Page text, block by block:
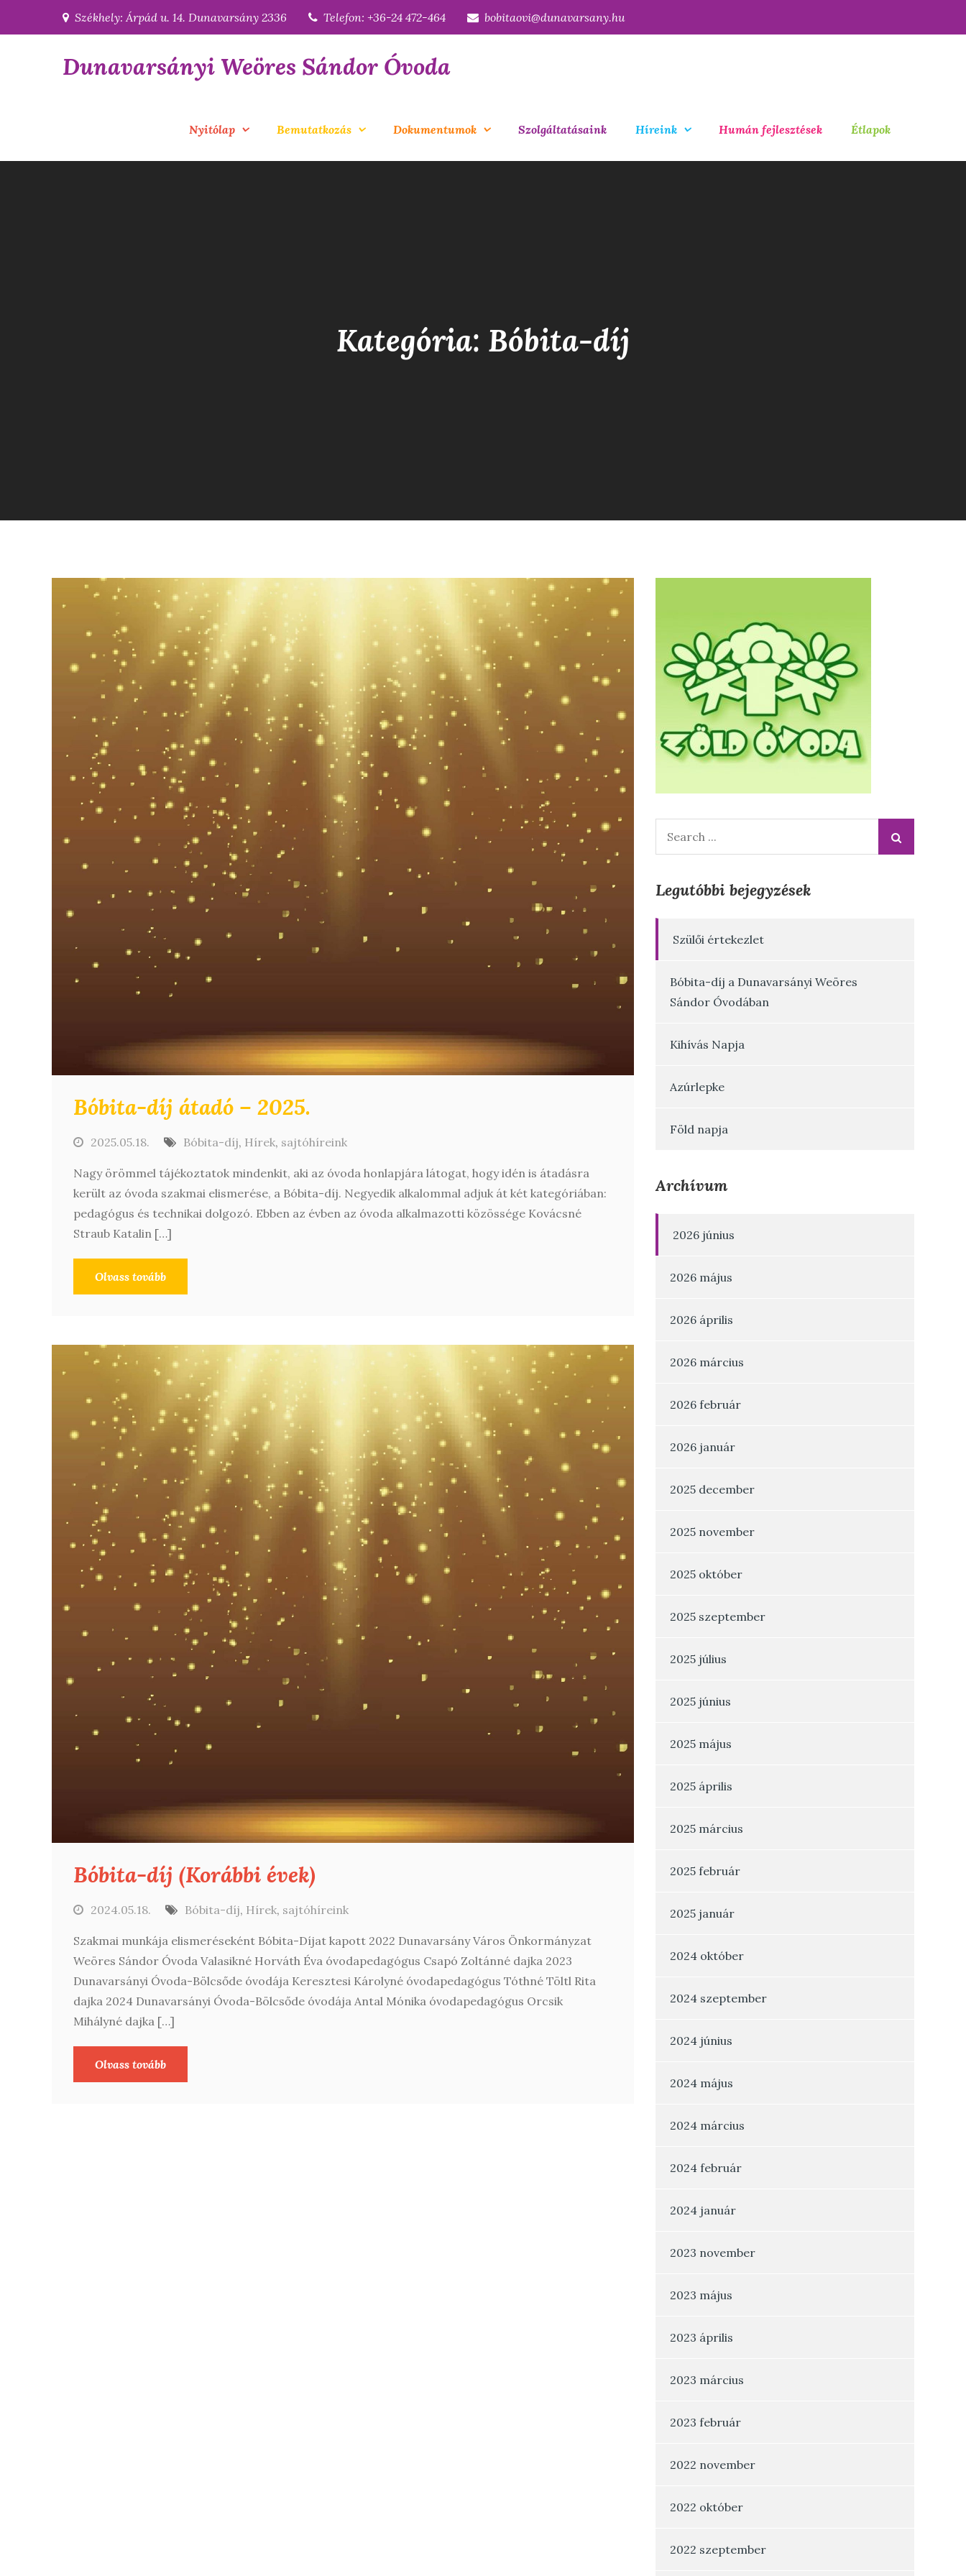
Székhely: Árpád u. 14. Dunavarsány 2336 Telefon: +36-24 472-464 bobitaovi@dunavarsany.hu
Dunavarsányi Weöres Sándor Óvoda
Nyitólap Bemutatkozás Dokumentumok Szolgáltatásaink Híreink Humán fejlesztések Étlapok
Kategória: Bóbita-díj
Bóbita-díj átadó – 2025.
2025.05.18. Bóbita-díj, Hírek, sajtóhíreink
Nagy örömmel tájékoztatok mindenkit, aki az óvoda honlapjára látogat, hogy idén is átadásra
került az óvoda szakmai elismerése, a Bóbita-díj. Negyedik alkalommal adjuk át két kategóriában:
pedagógus és technikai dolgozó. Ebben az évben az óvoda alkalmazotti közössége Kovácsné
Straub Katalin […]
Olvass tovább
Bóbita-díj (Korábbi évek)
2024.05.18. Bóbita-díj, Hírek, sajtóhíreink
Szakmai munkája elismeréseként Bóbita-Díjat kapott 2022 Dunavarsány Város Önkormányzat
Weöres Sándor Óvoda Valasikné Horváth Éva óvodapedagógus Csapó Zoltánné dajka 2023
Dunavarsányi Óvoda-Bölcsőde óvodája Keresztesi Károlyné óvodapedagógus Tóthné Töltl Rita
dajka 2024 Dunavarsányi Óvoda-Bölcsőde óvodája Antal Mónika óvodapedagógus Orcsik
Mihályné dajka […]
Olvass tovább
Legutóbbi bejegyzések
Szülői értekezlet
Bóbita-díj a Dunavarsányi Weöres
Sándor Óvodában
Kihívás Napja
Azúrlepke
Föld napja
Archívum
2026 június
2026 május
2026 április
2026 március
2026 február
2026 január
2025 december
2025 november
2025 október
2025 szeptember
2025 július
2025 június
2025 május
2025 április
2025 március
2025 február
2025 január
2024 október
2024 szeptember
2024 június
2024 május
2024 március
2024 február
2024 január
2023 november
2023 május
2023 április
2023 március
2023 február
2022 november
2022 október
2022 szeptember